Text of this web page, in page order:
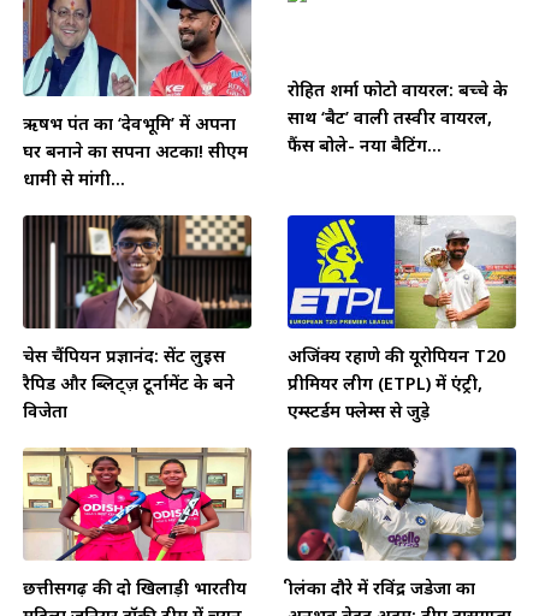
ऋषभ पंत का ‘देवभूमि’ में अपना
घर बनाने का सपना अटका! सीएम
धामी से मांगी...
रोहित शर्मा फोटो वायरल: बच्चे के
साथ ‘बैट’ वाली तस्वीर वायरल,
फैंस बोले- नया बैटिंग...
चेस चैंपियन प्रज्ञानंद: सेंट लुइस
रैपिड और ब्लिट्ज़ टूर्नामेंट के बने
विजेता
अजिंक्य रहाणे की यूरोपियन T20
प्रीमियर लीग (ETPL) में एंट्री,
एम्स्टर्डम फ्लेम्स से जुड़े
छत्तीसगढ़ की दो खिलाड़ी भारतीय
श्रीलंका दौरे में रविंद्र जडेजा का